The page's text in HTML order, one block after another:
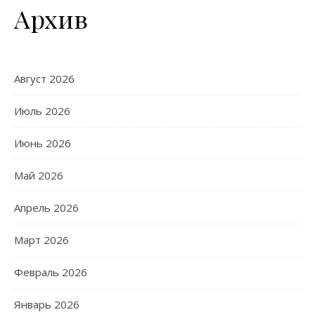
Архив
Август 2026
Июль 2026
Июнь 2026
Май 2026
Апрель 2026
Март 2026
Февраль 2026
Январь 2026